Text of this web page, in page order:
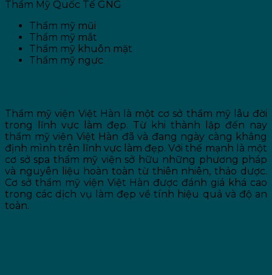
Thẩm Mỹ Quốc Tế GNG
Thẩm mỹ mũi
Thẩm mỹ mắt
Thẩm mỹ khuôn mặt
Thẩm mỹ ngực
Thẩm mỹ viện Việt Hàn là một cơ sở thẩm mỹ lâu đời
trong lĩnh vực làm đẹp. Từ khi thành lập đến nay
thẩm mỹ viện Việt Hàn đã và đang ngày càng khẳng
định mình trên lĩnh vực làm đẹp. Với thế mạnh là một
cơ sở spa thẩm mỹ viện sở hữu những phương pháp
và nguyên liệu hoàn toàn từ thiên nhiên, thảo dược.
Cơ sở thẩm mỹ viện Việt Hàn được đánh giá khá cao
trong các dịch vụ làm đẹp về tính hiệu quả và độ an
toàn.